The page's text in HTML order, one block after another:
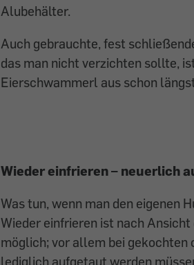
Alubehälter.
Auch gebrauchte, fest
das man nicht verzichten sollte,
Eierschwammerl aus schon
Wieder einfrieren – neuerlich
Was tun, wenn man den eigenen
Wieder einfrieren ist nach
möglich; vor allem bei gekochten
lediglich aufgetaut werden